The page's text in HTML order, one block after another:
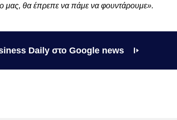
μας, θα έπρεπε να πάμε να φουντάρουμε».
Daily στο Google news